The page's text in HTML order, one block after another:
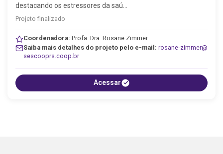
destacando os estressores da saú…
Projeto finalizado
Coordenadora: Profa. Dra. Rosane Zimmer
Saiba mais detalhes do projeto pelo e-mail: rosane-zimmer@
sescooprs.coop.br
Acessar